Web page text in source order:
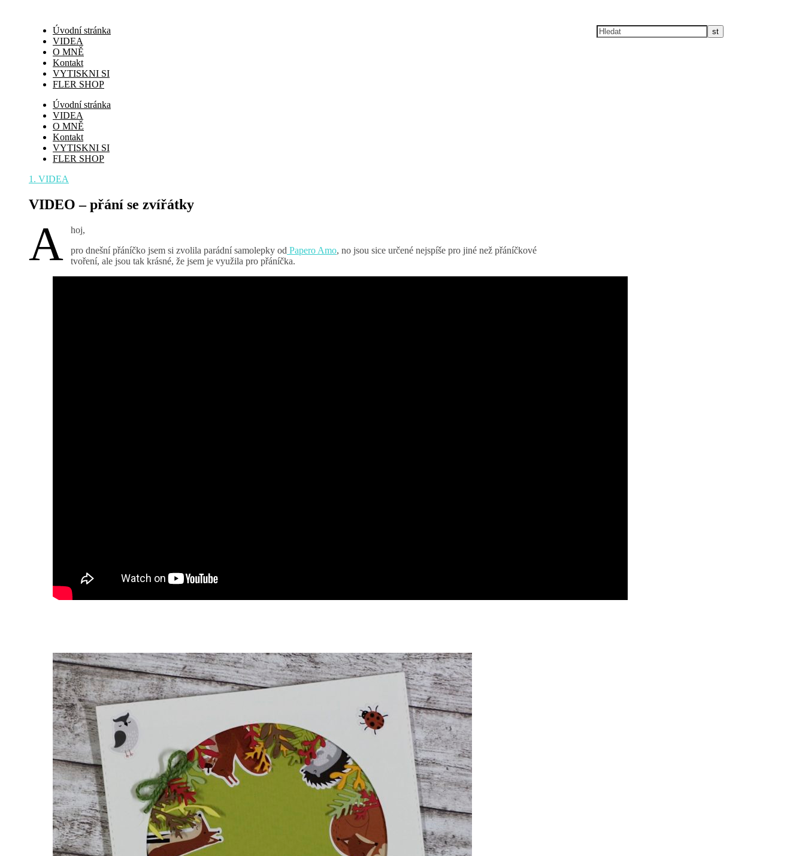
Úvodní stránka
VIDEA
O MNĚ
Kontakt
VYTISKNI SI
FLER SHOP
Úvodní stránka
VIDEA
O MNĚ
Kontakt
VYTISKNI SI
FLER SHOP
1. VIDEA
VIDEO – přání se zvířátky
A
hoj,
pro dnešní přáníčko jsem si zvolila parádní samolepky od Papero Amo, no jsou sice určené nejspíše pro jiné než přáníčkové
tvoření, ale jsou tak krásné, že jsem je využila pro přáníčka.